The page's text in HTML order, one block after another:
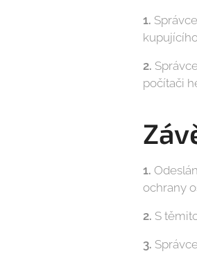
1.
2.
počítači
1.
ochrany
2. S
3.